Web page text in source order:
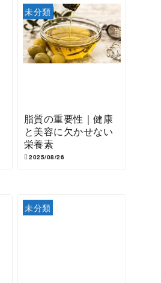
未分類
脂質の重要性｜健康
と美容に欠かせない
栄養素
2025/08/26
未分類